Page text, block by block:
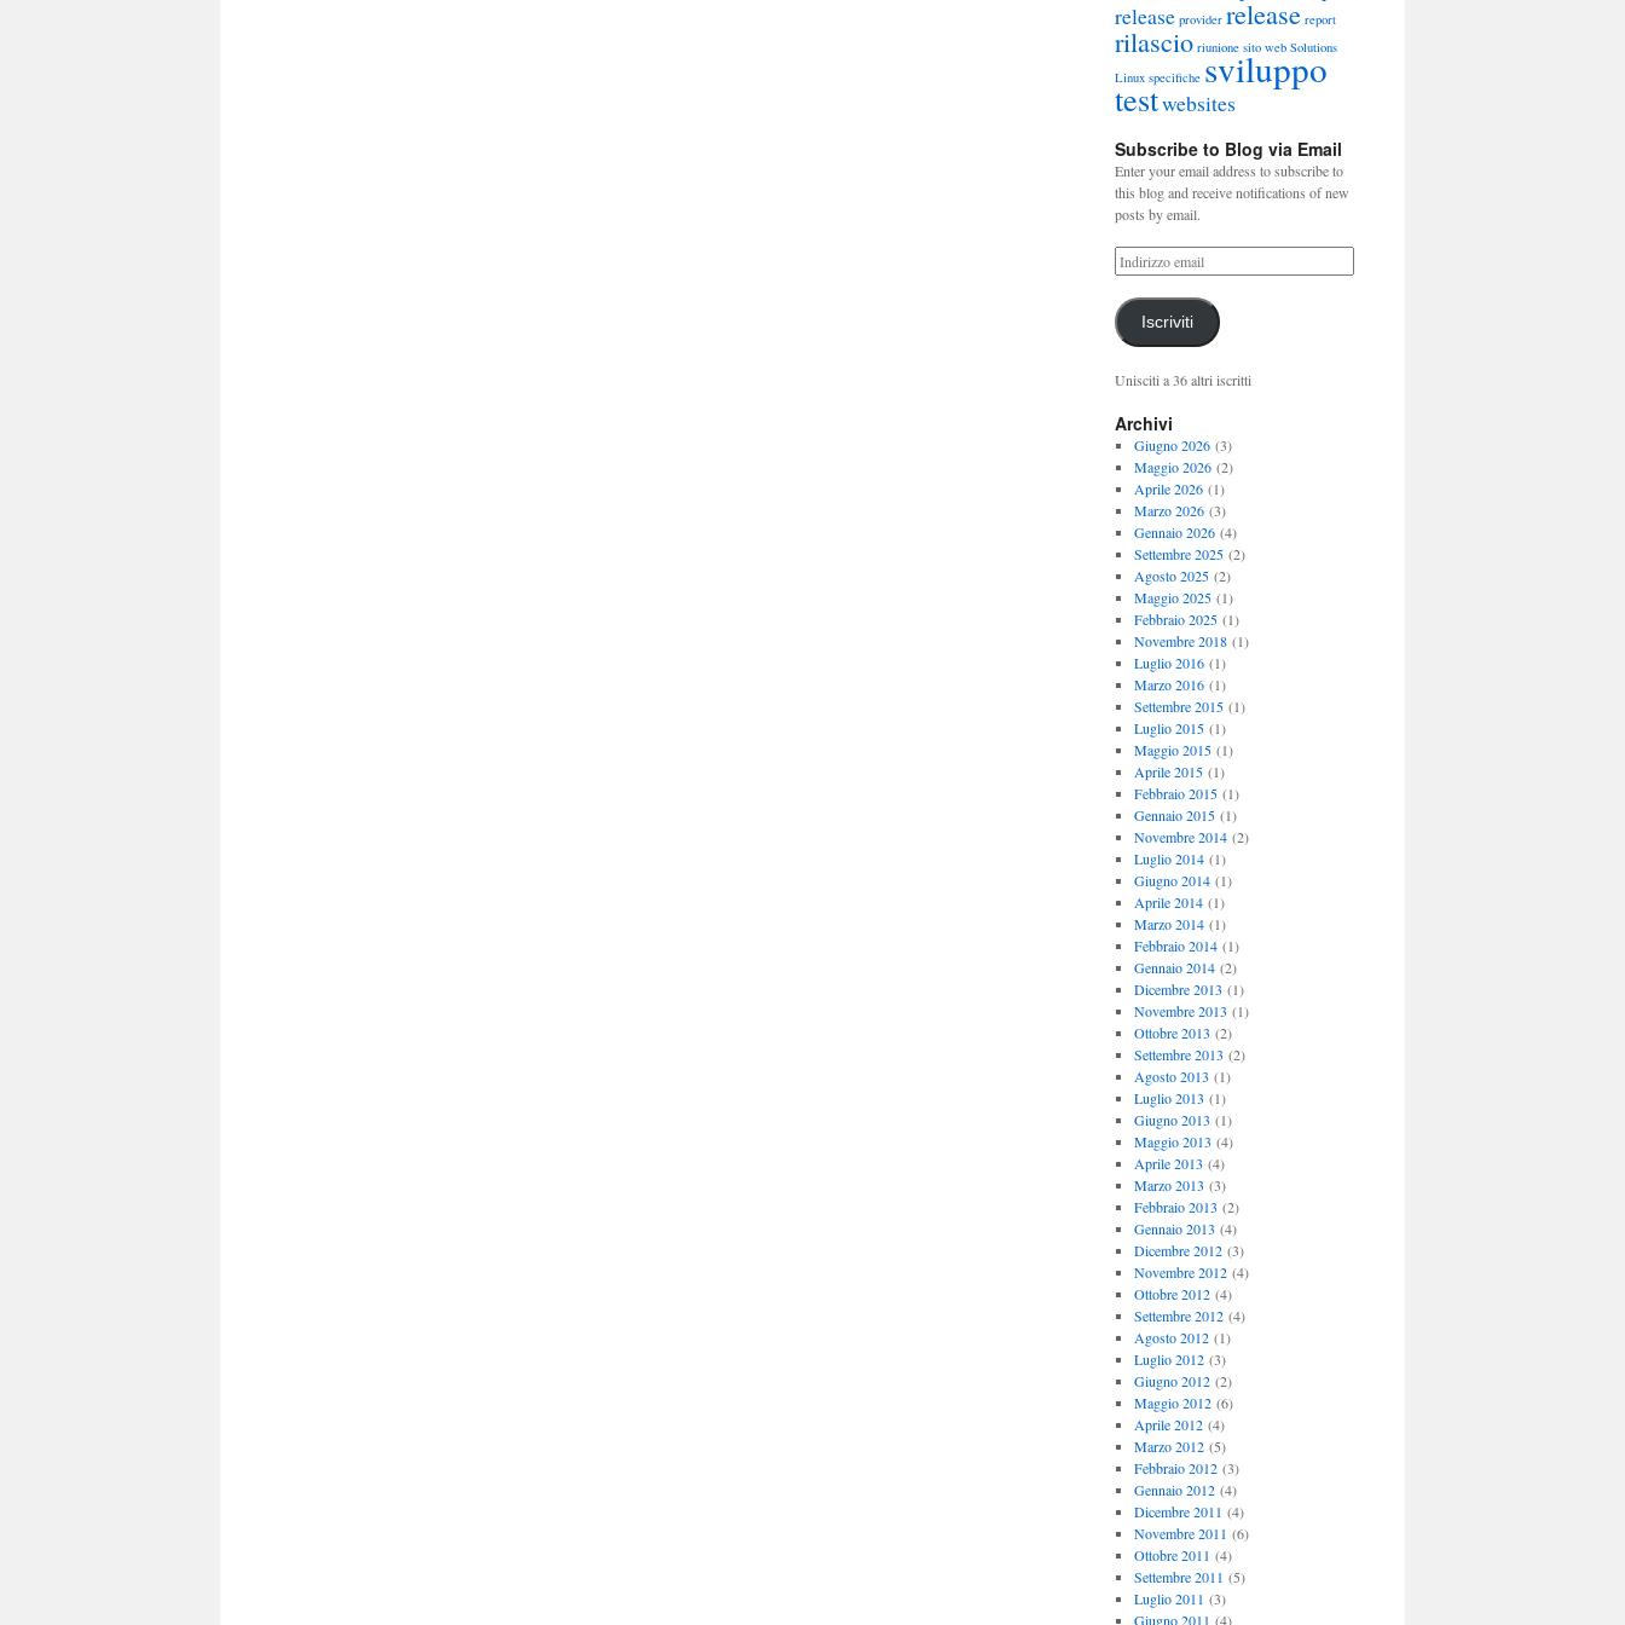
release provider release report
rilascio riunione sito web Solutions
Linux specifiche sviluppo
testwebsites
Subscribe to Blog via Email
Enter your email address to subscribe to
this blog and receive notifications of new
posts by email.
Iscriviti
Unisciti a 36 altri iscritti
Archivi
Giugno 2026(3)
Maggio 2026(2)
Aprile 2026(1)
Marzo 2026(3)
Gennaio 2026(4)
Settembre 2025(2)
Agosto 2025(2)
Maggio 2025(1)
Febbraio 2025(1)
Novembre 2018(1)
Luglio 2016(1)
Marzo 2016(1)
Settembre 2015(1)
Luglio 2015(1)
Maggio 2015(1)
Aprile 2015(1)
Febbraio 2015(1)
Gennaio 2015(1)
Novembre 2014(2)
Luglio 2014(1)
Giugno 2014(1)
Aprile 2014(1)
Marzo 2014(1)
Febbraio 2014(1)
Gennaio 2014(2)
Dicembre 2013 (1)
Novembre 2013 (1)
Ottobre 2013 (2)
Settembre 2013 (2)
Agosto 2013 (1)
Luglio 2013 (1)
Giugno 2013 (1)
Maggio 2013 (4)
Aprile 2013 (4)
Marzo 2013 (3)
Febbraio 2013 (2)
Gennaio 2013 (4)
Dicembre 2012(3)
Novembre 2012(4)
Ottobre 2012(4)
Settembre 2012(4)
Agosto 2012(1)
Luglio 2012(3)
Giugno 2012(2)
Maggio 2012(6)
Aprile 2012(4)
Marzo 2012(5)
Febbraio 2012(3)
Gennaio 2012(4)
Dicembre 2011 (4)
Novembre 2011 (6)
Ottobre 2011 (4)
Settembre 2011 (5)
Luglio 2011 (3)
Giugno 2011 (4)